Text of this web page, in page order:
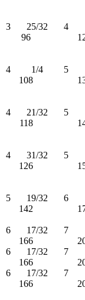
3 25/32
4
96
4 1/4
5
108
4 21/32
5
118
4 31/32
5
126
5 19/32
6
142
6 17/32
7
166
6 17/32
7
166
6 17/32
7
166